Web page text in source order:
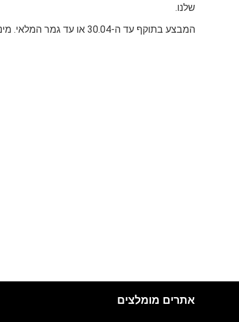
שלנו.
המבצע בתוקף עד ה-30.04 או עד גמר המלאי. מינימום 10 יחידות במלאי מכל פריט.
אתרים מומלצים